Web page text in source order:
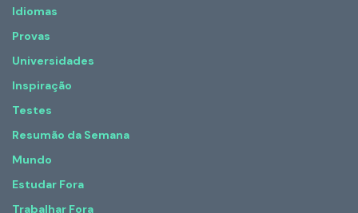
Idiomas
Provas
Universidades
Inspiração
Testes
Resumão da Semana
Mundo
Estudar Fora
Trabalhar Fora